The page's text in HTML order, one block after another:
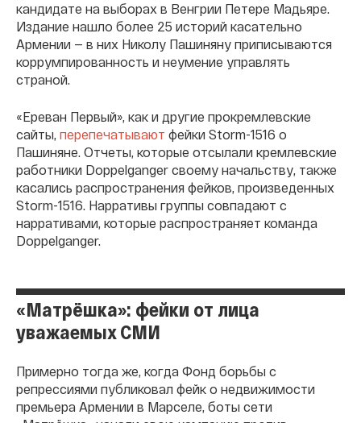
кандидате на выборах в Венгрии Петере Мадьяре.
Издание нашло более 25 историй касательно
Армении — в них Николу Пашиняну приписываются
коррумпированность и неумение управлять
страной.
«Ереван Первый», как и другие прокремлевские
сайты, перепечатывают фейки Storm-1516 о
Пашиняне. Отчеты, которые отсылали кремлевские
работники Doppelganger своему начальству, также
касались распространения фейков, произведенных
Storm-1516. Нарративы группы совпадают с
нарративами, которые распространяет команда
Doppelganger.
«Матрëшка»: фейки от лица
уважаемых СМИ
Примерно тогда же, когда Фонд борьбы с
репрессиями публиковал фейк о недвижимости
премьера Армении в Марселе, боты сети